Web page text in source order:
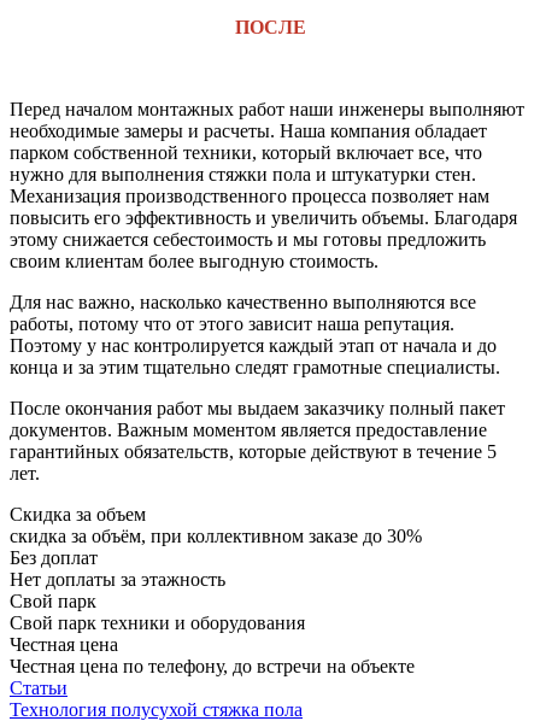
ПОСЛЕ
Перед началом монтажных работ наши инженеры выполняют
необходимые замеры и расчеты. Наша компания обладает
парком собственной техники, который включает все, что
нужно для выполнения стяжки пола и штукатурки стен.
Механизация производственного процесса позволяет нам
повысить его эффективность и увеличить объемы. Благодаря
этому снижается себестоимость и мы готовы предложить
своим клиентам более выгодную стоимость.
Для нас важно, насколько качественно выполняются все
работы, потому что от этого зависит наша репутация.
Поэтому у нас контролируется каждый этап от начала и до
конца и за этим тщательно следят грамотные специалисты.
После окончания работ мы выдаем заказчику полный пакет
документов. Важным моментом является предоставление
гарантийных обязательств, которые действуют в течение 5
лет.
Скидка за объем
скидка за объём, при коллективном заказе до 30%
Без доплат
Нет доплаты за этажность
Свой парк
Свой парк техники и оборудования
Честная цена
Честная цена по телефону, до встречи на объекте
Статьи
Технология полусухой стяжка пола